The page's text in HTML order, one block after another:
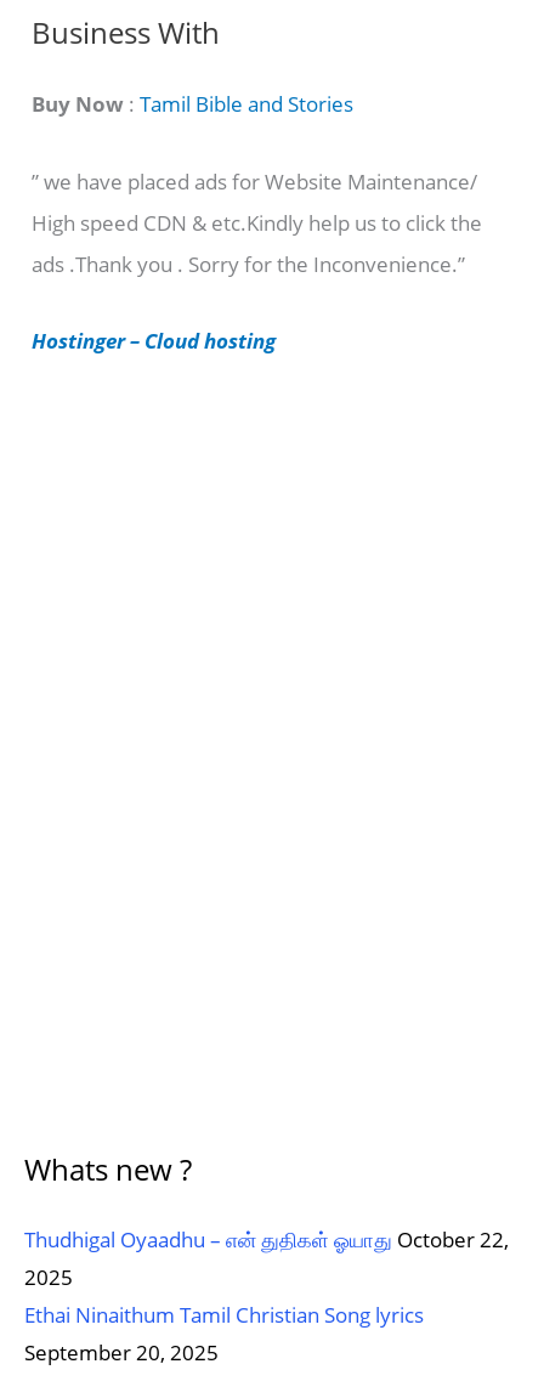
C
t
g
o
r
e
Business With
Buy Now :Tamil Bible and Stories
” we have placed ads for Website Maintenance/
High speed CDN & etc.Kindly help us to click the
ads .Thank you . Sorry for the Inconvenience.”
Hostinger – Cloud hosting
Whats new ?
Thudhigal Oyaadhu – என் துதிகள் ஓயாது October 22,
2025
Ethai Ninaithum Tamil Christian Song lyrics
September 20, 2025